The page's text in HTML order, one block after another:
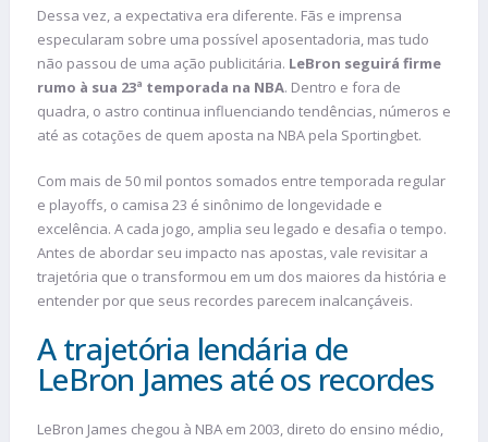
Dessa vez, a expectativa era diferente. Fãs e imprensa
especularam sobre uma possível aposentadoria, mas tudo
não passou de uma ação publicitária. LeBron seguirá firme
rumo à sua 23ª temporada na NBA. Dentro e fora de
quadra, o astro continua influenciando tendências, números e
até as cotações de quem aposta na NBA pela Sportingbet.
Com mais de 50 mil pontos somados entre temporada regular
e playoffs, o camisa 23 é sinônimo de longevidade e
excelência. A cada jogo, amplia seu legado e desafia o tempo.
Antes de abordar seu impacto nas apostas, vale revisitar a
trajetória que o transformou em um dos maiores da história e
entender por que seus recordes parecem inalcançáveis.
A trajetória lendária de
LeBron James até os recordes
LeBron James chegou à NBA em 2003, direto do ensino médio,